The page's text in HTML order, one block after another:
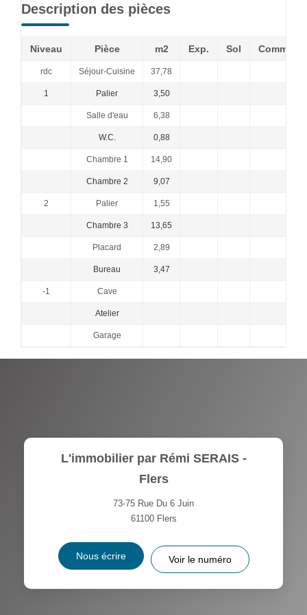
Description des pièces
Niveau Pièce m2 Exp. Sol
rdc Séjour-Cuisine 37,78
1 Palier 3,50
Salle d'eau 6,38
W.C. 0,88
Chambre 1 14,90
Chambre 2 9,07
2 Palier 1,55
Chambre 3 13,65
Placard 2,89
Bureau 3,47
-1 Cave
Atelier
Garage
L'immobilier par Rémi SERAIS -
Flers
73-75 Rue Du 6 Juin
61100 Flers
Nous écrire Voir le numéro